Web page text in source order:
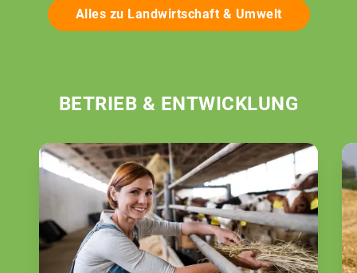
Alles zu Landwirtschaft & Umwelt
BETRIEB & ENTWICKLUNG